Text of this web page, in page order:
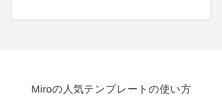
Miroの人気テンプレートの使い方